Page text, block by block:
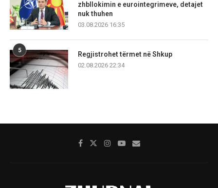
zhbllokimin e eurointegrimeve, detajet
nuk thuhen
03.08.2026 16:35
5
Regjistrohet tërmet në Shkup
02.08.2026 22:34